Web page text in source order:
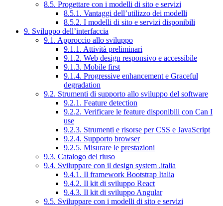
8.5. Progettare con i modelli di sito e servizi
8.5.1. Vantaggi dell’utilizzo dei modelli
8.5.2. I modelli di sito e servizi disponibili
9. Sviluppo dell’interfaccia
9.1. Approccio allo sviluppo
9.1.1. Attività preliminari
9.1.2. Web design responsivo e accessibile
9.1.3. Mobile first
9.1.4. Progressive enhancement e Graceful
degradation
9.2. Strumenti di supporto allo sviluppo del software
9.2.1. Feature detection
9.2.2. Verificare le feature disponibili con Can I
use
9.2.3. Strumenti e risorse per CSS e JavaScript
9.2.4. Supporto browser
9.2.5. Misurare le prestazioni
9.3. Catalogo del riuso
9.4. Sviluppare con il design system .italia
9.4.1. Il framework Bootstrap Italia
9.4.2. Il kit di sviluppo React
9.4.3. Il kit di sviluppo Angular
9.5. Sviluppare con i modelli di sito e servizi